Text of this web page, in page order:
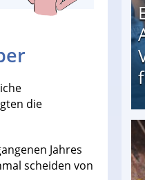
die
Jahres
scheiden von
treiben